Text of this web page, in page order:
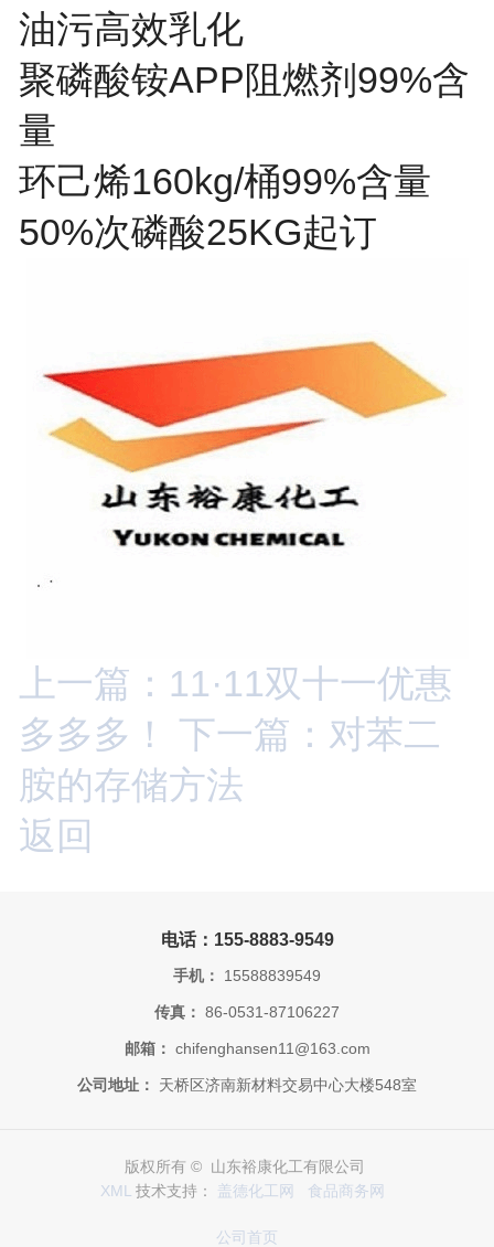
油污高效乳化
聚磷酸铵APP阻燃剂99%含
量
环己烯160kg/桶99%含量
50%次磷酸25KG起订
上一篇：11·11双十一优惠
多多多！
下一篇：对苯二
胺的存储方法
返回
电话：155-8883-9549
手机： 15588839549
传真： 86-0531-87106227
邮箱： chifenghansen11@163.com
公司地址： 天桥区济南新材料交易中心大楼548室
版权所有 © 山东裕康化工有限公司
XML 技术支持： 盖德化工网 食品商务网
公司首页